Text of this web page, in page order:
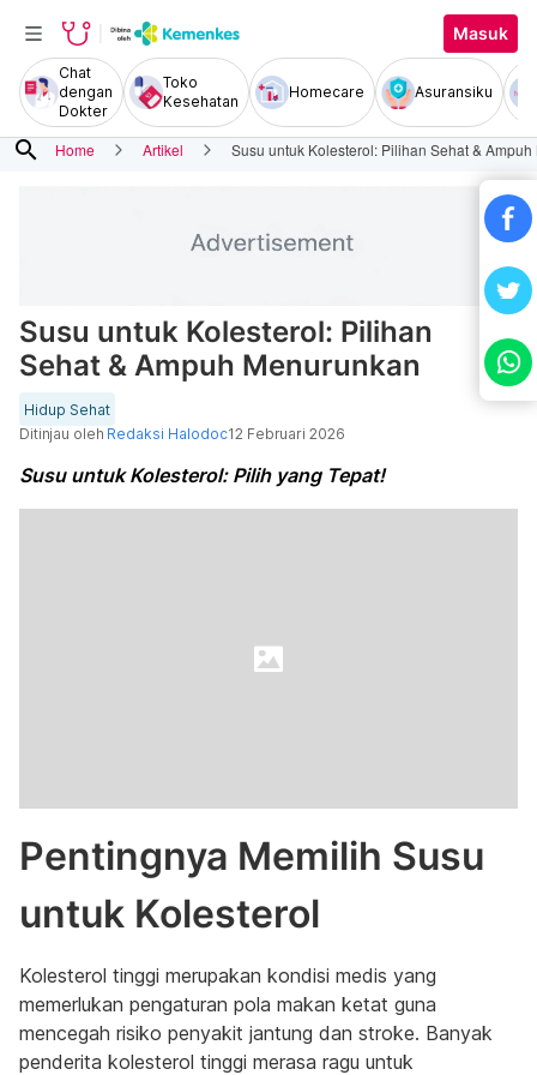
Masuk
Chat
dengan
Dokter
Toko
Kesehatan
Homecare Asuransiku
search Home Artikel Susu untuk Kolesterol: Pilihan Sehat &
Susu untuk Kolesterol: Pilihan
Sehat & Ampuh Menurunkan
Hidup Sehat
Ditinjau oleh Redaksi Halodoc12 Februari 2026
Susu untuk Kolesterol: Pilih yang Tepat!
Pentingnya Memilih Susu
untuk Kolesterol
Kolesterol tinggi merupakan kondisi medis yang
memerlukan pengaturan pola makan ketat guna
mencegah risiko penyakit jantung dan stroke. Banyak
penderita kolesterol tinggi merasa ragu untuk